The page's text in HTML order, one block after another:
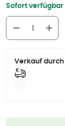
Sofort verfügbar
Verkauf durch